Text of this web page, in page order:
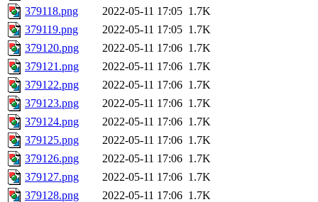
379118.png
2022-05-11 17:05 1.7K
379119.png
2022-05-11 17:05 1.7K
379120.png
2022-05-11 17:06 1.7K
379121.png
2022-05-11 17:06 1.7K
379122.png
2022-05-11 17:06 1.7K
379123.png
2022-05-11 17:06 1.7K
379124.png
2022-05-11 17:06 1.7K
379125.png
2022-05-11 17:06 1.7K
379126.png
2022-05-11 17:06 1.7K
379127.png
2022-05-11 17:06 1.7K
379128.png
2022-05-11 17:06 1.7K